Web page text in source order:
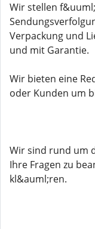
Wir stellen
Verpackung und
und mit Garantie.
Wir bieten eine
oder Kunden um
Wir sind rund um
Ihre Fragen zu
kl&auml;ren.